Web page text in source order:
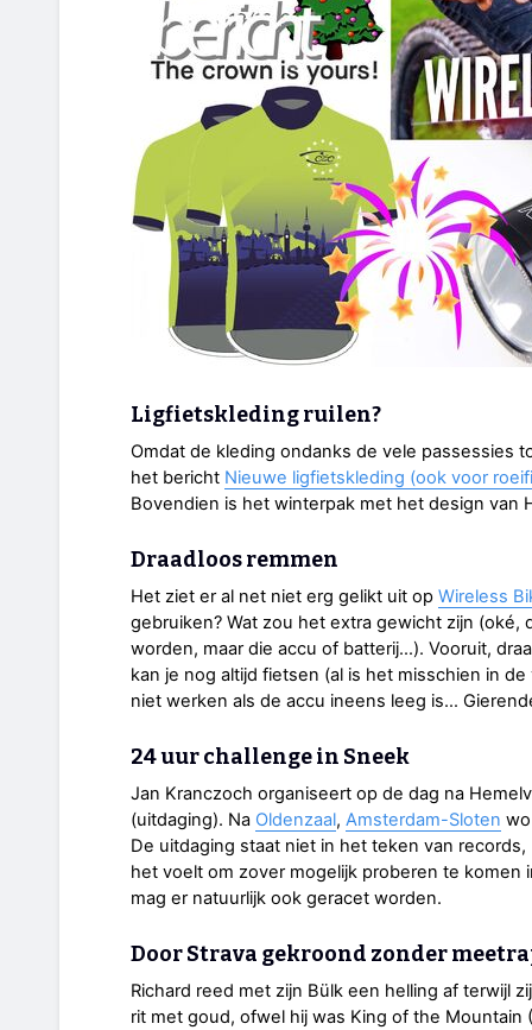
Ligfietskleding ruilen?
Omdat de kleding ondanks de vele passessies
het bericht Nieuwe ligfietskleding (ook voor
Bovendien is het winterpak met het design van
Draadloos remmen
Het ziet er al net niet erg gelikt uit op Wireless
gebruiken? Wat zou het extra gewicht zijn
worden, maar die accu of batterij…). Vooruit,
kan je nog altijd fietsen (al is het misschien in
niet werken als de accu ineens leeg is…
24 uur challenge in Sneek
Jan Kranczoch organiseert op de dag na
(uitdaging). Na Oldenzaal, Amsterdam-Sloten
De uitdaging staat niet in het teken van
het voelt om zover mogelijk proberen te komen
mag er natuurlijk ook geracet worden.
Door Strava gekroond zonder
Richard reed met zijn Bülk een helling af terwijl
rit met goud, ofwel hij was King of the Mountain